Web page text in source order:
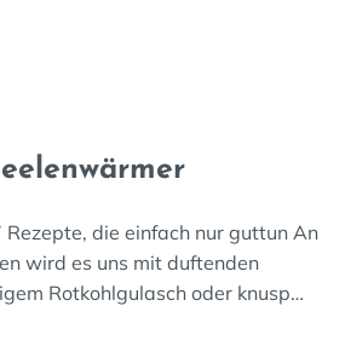
Rezepte, die einfach nur guttun An
wird es uns mit duftenden
Rotkohlgulasch oder knusp…